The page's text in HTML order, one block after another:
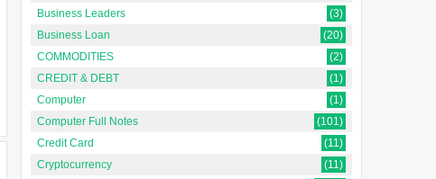
Business Leaders
(3)
Business Loan
(20)
COMMODITIES
(2)
CREDIT & DEBT
(1)
Computer
(1)
Computer Full Notes
(101)
Credit Card
(11)
Cryptocurrency
(11)